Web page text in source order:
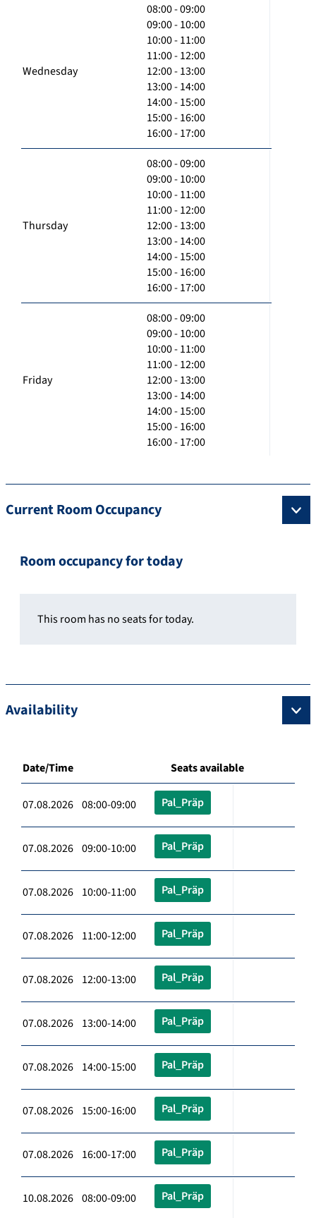
Wednesday
08:00 - 09:00
09:00 - 10:00
10:00 - 11:00
11:00 - 12:00
12:00 - 13:00
13:00 - 14:00
14:00 - 15:00
15:00 - 16:00
16:00 - 17:00
Thursday
08:00 - 09:00
09:00 - 10:00
10:00 - 11:00
11:00 - 12:00
12:00 - 13:00
13:00 - 14:00
14:00 - 15:00
15:00 - 16:00
16:00 - 17:00
Friday
08:00 - 09:00
09:00 - 10:00
10:00 - 11:00
11:00 - 12:00
12:00 - 13:00
13:00 - 14:00
14:00 - 15:00
15:00 - 16:00
16:00 - 17:00
Current Room Occupancy
Room occupancy for today
This room has no seats for today.
Availability
Date/Time Seats available
07.08.2026 08:00-09:00 Pal_Präp
07.08.2026 09:00-10:00 Pal_Präp
07.08.2026 10:00-11:00 Pal_Präp
07.08.2026 11:00-12:00 Pal_Präp
07.08.2026 12:00-13:00 Pal_Präp
07.08.2026 13:00-14:00 Pal_Präp
07.08.2026 14:00-15:00 Pal_Präp
07.08.2026 15:00-16:00 Pal_Präp
07.08.2026 16:00-17:00 Pal_Präp
10.08.2026 08:00-09:00 Pal_Präp